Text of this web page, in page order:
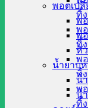
ทิ้
พ
ทิ้
พ
ทิ้
พ
ทิ้
พอตเป
พ
พ
หั
น้ำยาบุ
น้
น้